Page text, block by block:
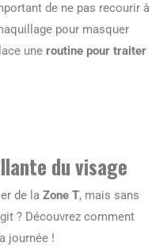
de ne pas recourir à
pour masquer
une routine pour traiter
du visage
de la Zone T, mais sans
? Découvrez comment
journée !